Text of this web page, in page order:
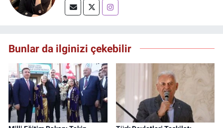
Bunlar da ilginizi çekebilir